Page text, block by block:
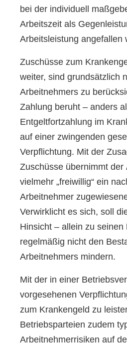
bei der individuell
Arbeitszeit als
Arbeitsleistung angefallen
Zuschüsse zum
weiter, sind grundsätzlich
Arbeitnehmers zu
Zahlung beruht – anders
Entgeltfortzahlung im
auf einer zwingenden
Verpflichtung. Mit der
Zuschüsse übernimmt der
vielmehr „freiwillig“ ein
Arbeitnehmer
Verwirklicht es sich, soll
Hinsicht – allein zu seinen
regelmäßig nicht den
Arbeitnehmers mindern.
Mit der in einer
vorgesehenen
zum Krankengeld zu
Betriebsparteien zudem
Arbeitnehmerrisiken auf